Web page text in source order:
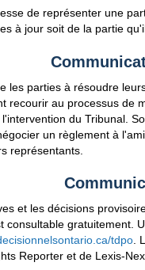
de représenter une
à jour soit de la partie
les parties à résoudre
recourir au processus de
du Tribunal.
un règlement à
représentants.
et les décisions
consultable gratuitement.
tdpo .
Reporter et de Lexis-